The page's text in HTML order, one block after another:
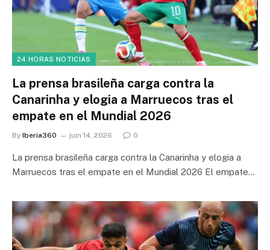
24 HORAS NOTICIAS
La prensa brasileña carga contra la
Canarinha y elogia a Marruecos tras el
empate en el Mundial 2026
By Iberia360 juin 14, 2026 0
La prensa brasileña carga contra la Canarinha y elogia a
Marruecos tras el empate en el Mundial 2026 El empate…